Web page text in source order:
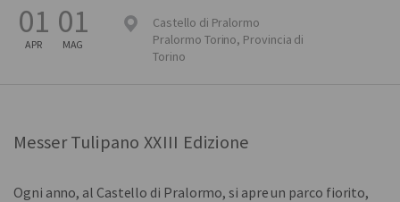
01
APR
01
MAG
Castello di Pralormo
Pralormo Torino, Provincia di
Torino
Messer Tulipano XXIII Edizione
Ogni anno, al Castello di Pralormo, si apre un parco fiorito,